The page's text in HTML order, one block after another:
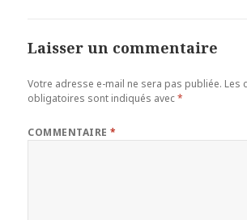
Laisser un commentaire
Votre adresse e-mail ne sera pas publiée. Les
obligatoires sont indiqués avec*
COMMENTAIRE*